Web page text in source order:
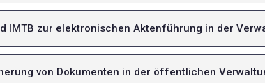
IMTB zur elektronischen Aktenführung in der
von Dokumenten in der öffentlichen